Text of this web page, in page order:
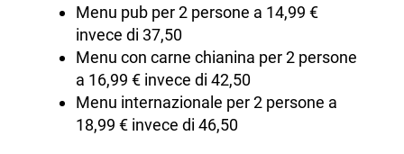
Menu pub per 2 persone a 14,99 €
invece di 37,50
Menu con carne chianina per 2 persone
a 16,99 € invece di 42,50
Menu internazionale per 2 persone a
18,99 € invece di 46,50